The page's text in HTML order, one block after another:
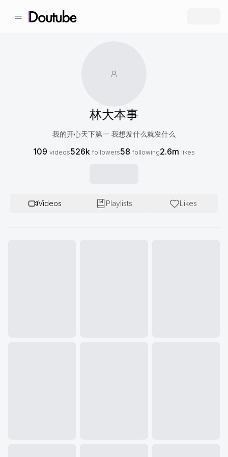
林大本事
我的开心天下第一 我想发什么就发什么
109 videos526k followers58 following2.6m likes
Videos Playlists Likes